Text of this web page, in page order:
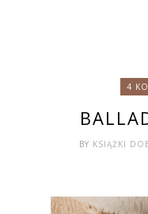
4
BY KSIĄŻKI